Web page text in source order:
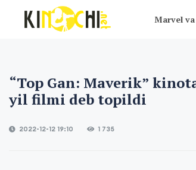
Marvel
“Top Gan: Maverik”
yil filmi deb topildi
2022-12-12 19:10 1 735